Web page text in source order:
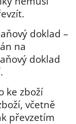
doklad –
na
doklad
ke zboží
včetně
převzetím